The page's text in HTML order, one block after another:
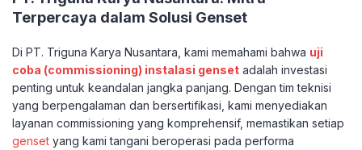
Terpercaya dalam Solusi Genset
Di PT. Triguna Karya Nusantara, kami memahami bahwa uji
coba (commissioning) instalasi genset adalah investasi
penting untuk keandalan jangka panjang. Dengan tim teknisi
yang berpengalaman dan bersertifikasi, kami menyediakan
layanan commissioning yang komprehensif, memastikan setiap
genset yang kami tangani beroperasi pada performa